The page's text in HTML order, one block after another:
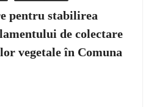
pentru stabilirea
de colectare
vegetale în Comuna